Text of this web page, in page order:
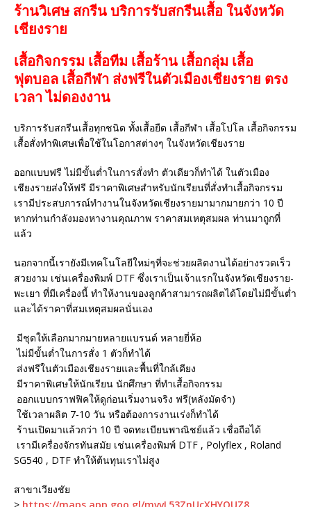
ร้านวิเศษ สกรีน บริการรับสกรีนเสื้อ ในจังหวัด
เชียงราย
เสื้อกิจกรรม เสื้อทีม เสื้อร้าน เสื้อกลุ่ม เสื้อ
ฟุตบอล เสื้อกีฬา ส่งฟรีในตัวเมืองเชียงราย ตรง
เวลา ไม่ดองงาน
บริการรับสกรีนเสื้อทุกชนิด ทั้งเสื้อยืด เสื้อกีฬา เสื้อโปโล เสื้อกิจกรรม
เสื้อสั่งทำพิเศษเพื่อใช้ในโอกาสต่างๆ ในจังหวัดเชียงราย
ออกแบบฟรี ไม่มีขั้นต่ำในการสั่งทำ ตัวเดียวก็ทำได้ ในตัวเมือง
เชียงรายส่งให้ฟรี มีราคาพิเศษสำหรับนักเรียนที่สั่งทำเสื้อกิจกรรม
เรามีประสบการณ์ทำงานในจังหวัดเชียงรายมามากมายกว่า 10 ปี
หากท่านกำลังมองหางานคุณภาพ ราคาสมเหตุสมผล ท่านมาถูกที่
แล้ว
นอกจากนี้เรายังมีเทคโนโลยีใหม่ๆที่จะช่วยผลิตงานได้อย่างรวดเร็ว
สวยงาม เช่นเครื่องพิมพ์ DTF ซึ่งเราเป็นเจ้าแรกในจังหวัดเชียงราย-
พะเยา ที่มีเครื่องนี้ ทำให้งานของลูกค้าสามารถผลิตได้โดยไม่มีขั้นต่ำ
และได้ราคาที่สมเหตุสมผลนั่นเอง
มีชุดให้เลือกมากมายหลายแบรนด์ หลายยี่ห้อ
ไม่มีขั้นต่ำในการสั่ง 1 ตัวก็ทำได้
ส่งฟรีในตัวเมืองเชียงรายและพื้นที่ใกล้เคียง
มีราคาพิเศษให้นักเรียน นักศึกษา ที่ทำเสื้อกิจกรรม
ออกแบบกราฟฟิคให้ดูก่อนเริ่มงานจริง ฟรี(หลังมัดจำ)
ใช้เวลาผลิต 7-10 วัน หรือต้องการงานเร่งก็ทำได้
ร้านเปิดมาแล้วกว่า 10 ปี จดทะเบียนพาณิชย์แล้ว เชื่อถือได้
เรามีเครื่องจักรทันสมัย เช่นเครื่องพิมพ์ DTF , Polyflex , Roland
SG540 , DTF ทำให้ต้นทุนเราไม่สูง
สาขาเวียงชัย
> https://maps.app.goo.gl/mvvL53ZnUcXHYQUZ8